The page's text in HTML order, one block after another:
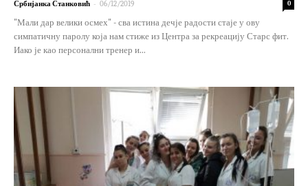
Србијанка Станковић - 06/12/2019 0
"Мали дар велики осмех" - сва истина дечје радости стаје у ову
симпатичну паролу која нам стиже из Центра за рекреацију Старс фит.
Иако је као персонални тренер и...